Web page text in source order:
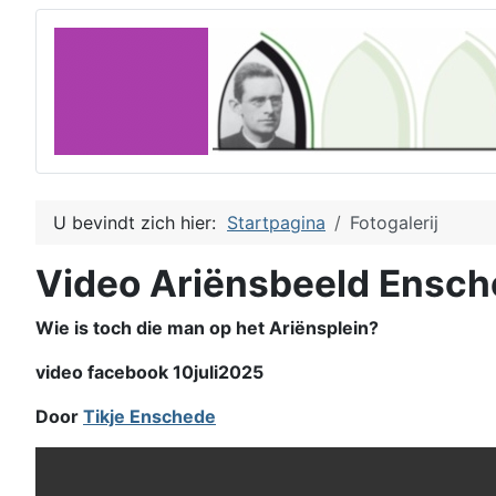
U bevindt zich hier: Startpagina Fotogalerij
Video Ariënsbeeld
Wie is toch die man op het Ariënsplein?
video facebook 10juli2025
Door Tikje Enschede